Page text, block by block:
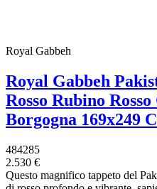
Royal Gabbeh
Royal Gabbeh
Rosso Rubino
Borgogna 169x249
484285
2.530 €
Questo magnifico tappeto del